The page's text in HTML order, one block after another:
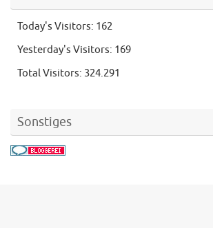
Today's Visitors: 162
Yesterday's Visitors: 169
Total Visitors: 324.291
Sonstiges